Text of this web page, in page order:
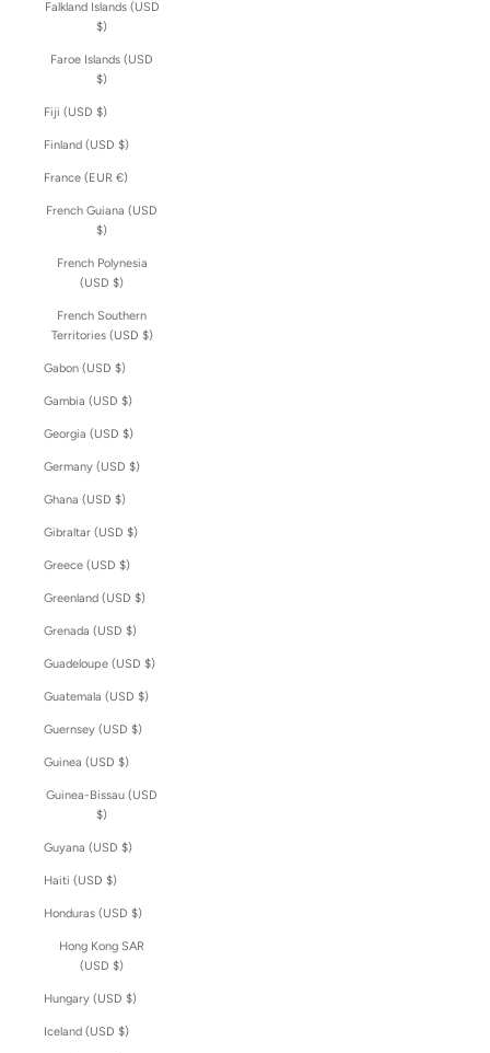
Falkland Islands (USD
$)
Faroe Islands (USD
$)
Fiji (USD $)
Finland (USD $)
France (EUR €)
French Guiana (USD
$)
French Polynesia
(USD $)
French Southern
Territories (USD $)
Gabon (USD $)
Gambia (USD $)
Georgia (USD $)
Germany (USD $)
Ghana (USD $)
Gibraltar (USD $)
Greece (USD $)
Greenland (USD $)
Grenada (USD $)
Guadeloupe (USD $)
Guatemala (USD $)
Guernsey (USD $)
Guinea (USD $)
Guinea-Bissau (USD
$)
Guyana (USD $)
Haiti (USD $)
Honduras (USD $)
Hong Kong SAR
(USD $)
Hungary (USD $)
Iceland (USD $)